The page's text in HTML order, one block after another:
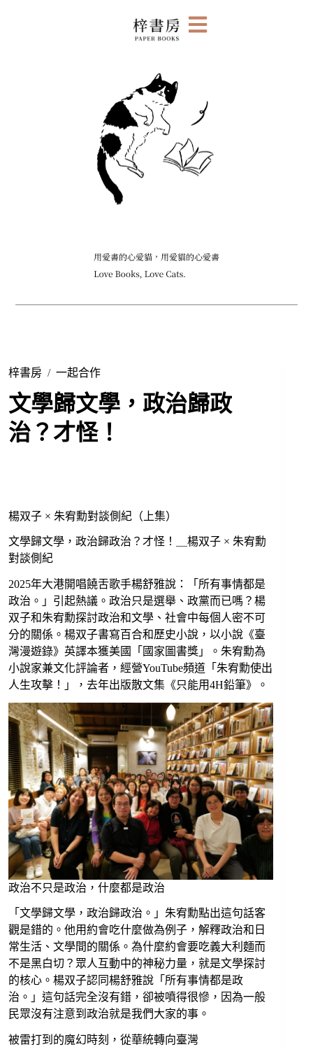
梓書房 / 一起合作
文學歸文學，政治歸政
治？才怪！
楊双子 × 朱宥勳對談側紀（上集）
文學歸文學，政治歸政治？才怪！＿楊双子 × 朱宥勳
對談側紀
2025年大港開唱饒舌歌手楊舒雅說：「所有事情都是
政治。」引起熱議。政治只是選舉、政黨而已嗎？楊
双子和朱宥勳探討政治和文學、社會中每個人密不可
分的關係。楊双子書寫百合和歷史小說，以小說《臺
灣漫遊錄》英譯本獲美國「國家圖書獎」。朱宥勳為
小說家兼文化評論者，經營YouTube頻道「朱宥勳使出
人生攻擊！」，去年出版散文集《只能用4H鉛筆》。
政治不只是政治，什麼都是政治
「文學歸文學，政治歸政治。」朱宥勳點出這句話客
觀是錯的。他用約會吃什麼做為例子，解釋政治和日
常生活、文學間的關係。為什麼約會要吃義大利麵而
不是黑白切？眾人互動中的神秘力量，就是文學探討
的核心。楊双子認同楊舒雅說「所有事情都是政
治。」這句話完全沒有錯，卻被噴得很慘，因為一般
民眾沒有注意到政治就是我們大家的事。
被雷打到的魔幻時刻，從華統轉向臺灣